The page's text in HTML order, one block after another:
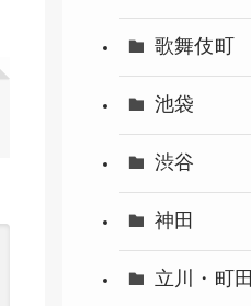
歌舞伎町
池袋
渋谷
神田
立川・町田